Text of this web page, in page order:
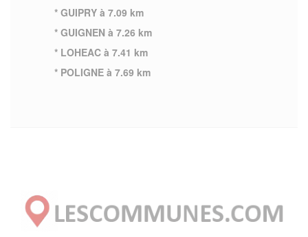
* GUIPRY à 7.09 km
* GUIGNEN à 7.26 km
* LOHEAC à 7.41 km
* POLIGNE à 7.69 km